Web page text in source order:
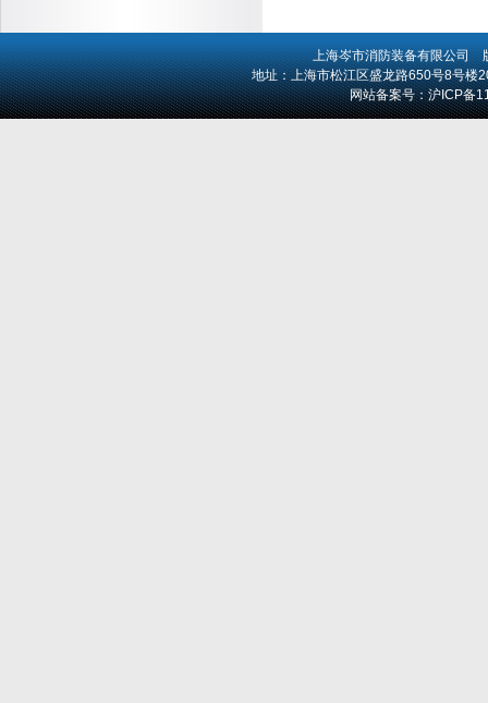
上海岑市消防装备有限公司 版
地址：上海市松江区盛龙路650号8号
网站备案号：沪ICP备